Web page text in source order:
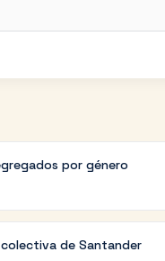
por género
de Santander